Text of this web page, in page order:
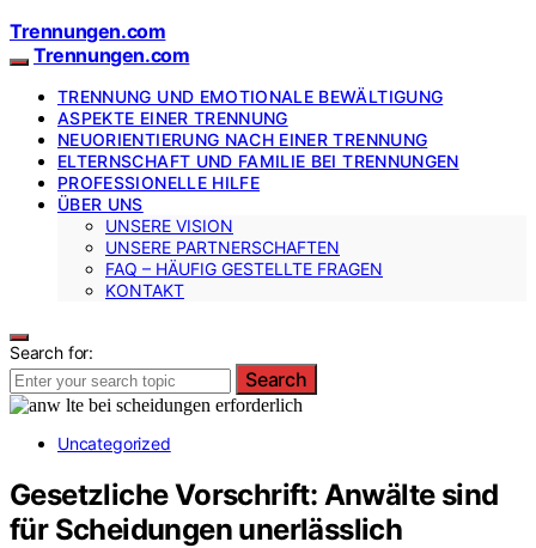
Trennungen.com
Trennungen.com
TRENNUNG UND EMOTIONALE BEWÄLTIGUNG
ASPEKTE EINER TRENNUNG
NEUORIENTIERUNG NACH EINER TRENNUNG
ELTERNSCHAFT UND FAMILIE BEI TRENNUNGEN
PROFESSIONELLE HILFE
ÜBER UNS
UNSERE VISION
UNSERE PARTNERSCHAFTEN
FAQ – HÄUFIG GESTELLTE FRAGEN
KONTAKT
Search for:
Search
Uncategorized
Gesetzliche Vorschrift: Anwälte sind
für Scheidungen unerlässlich